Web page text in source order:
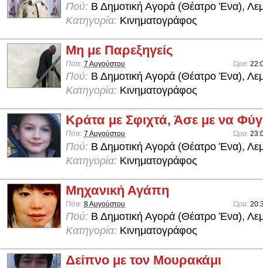
Πού: Β Δημοτική Αγορά (Θέατρο Ένα),
Κατηγορία: Κινηματογράφος
Μη με Παρεξηγείς
Πότε: 7 Αυγούστου Ώρα:
Πού: Β Δημοτική Αγορά (Θέατρο Ένα),
Κατηγορία: Κινηματογράφος
Κράτα με Σφιχτά, Άσε με να
Πότε: 7 Αυγούστου Ώρα:
Πού: Β Δημοτική Αγορά (Θέατρο Ένα),
Κατηγορία: Κινηματογράφος
Μηχανική Αγάπη
Πότε: 8 Αυγούστου Ώρα:
Πού: Β Δημοτική Αγορά (Θέατρο Ένα),
Κατηγορία: Κινηματογράφος
Δείπνο με τον Μουρακάμι